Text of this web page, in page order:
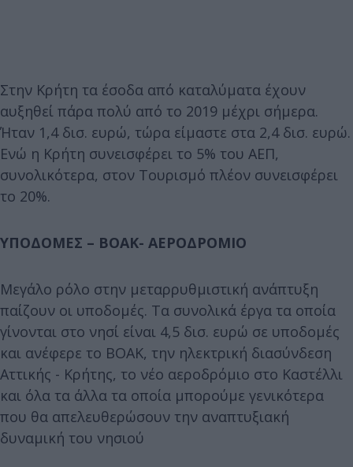
Στην Κρήτη τα έσοδα από καταλύματα έχουν
αυξηθεί πάρα πολύ από το 2019 μέχρι σήμερα.
Ήταν 1,4 δισ. ευρώ, τώρα είμαστε στα 2,4 δισ. ευρώ.
Ενώ η Κρήτη συνεισφέρει το 5% του ΑΕΠ,
συνολικότερα, στον Τουρισμό πλέον συνεισφέρει
το 20%.
ΥΠΟΔΟΜΕΣ – ΒΟΑΚ- ΑΕΡΟΔΡΟΜΙΟ
Μεγάλο ρόλο στην μεταρρυθμιστική ανάπτυξη
παίζουν οι υποδομές. Τα συνολικά έργα τα οποία
γίνονται στο νησί είναι 4,5 δισ. ευρώ σε υποδομές
και ανέφερε το ΒΟΑΚ, την ηλεκτρική διασύνδεση
Αττικής - Κρήτης, το νέο αεροδρόμιο στο Καστέλλι
και όλα τα άλλα τα οποία μπορούμε γενικότερα
που θα απελευθερώσουν την αναπτυξιακή
δυναμική του νησιού